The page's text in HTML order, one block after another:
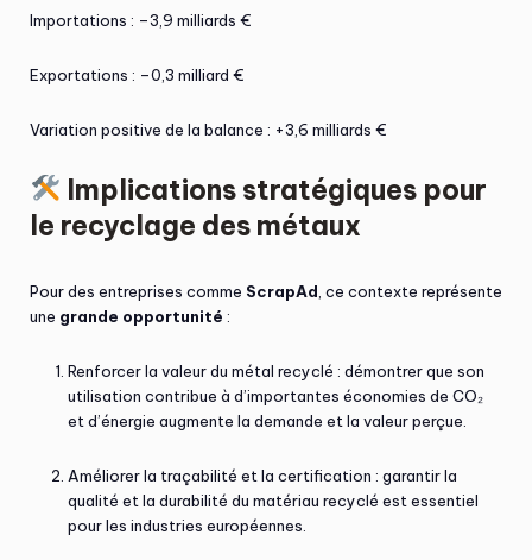
Importations : –3,9 milliards €
Exportations : –0,3 milliard €
Variation positive de la balance : +3,6 milliards €
Implications stratégiques pour
le recyclage des métaux
Pour des entreprises comme ScrapAd , ce contexte représente
une grande opportunité :
Renforcer la valeur du métal recyclé : démontrer que son
utilisation contribue à d’importantes économies de CO₂
et d’énergie augmente la demande et la valeur perçue.
Améliorer la traçabilité et la certification : garantir la
qualité et la durabilité du matériau recyclé est essentiel
pour les industries européennes.